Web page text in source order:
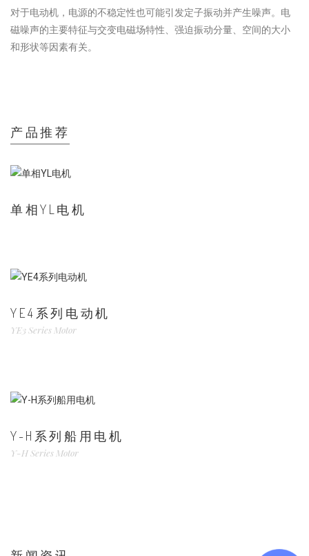
对于电动机，电源的不稳定性也可能引发定子振动并产生噪声。电
磁噪声的主要特征与交变电磁场特性、强迫振动分量、空间的大小
和形状等因素有关。
产品推荐
单相YL电机
YE4系列电动机
YE3 Series Motor
Y-H系列船用电机
Y-H Series Motor